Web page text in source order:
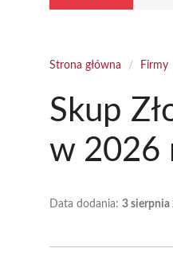
Strona główna / Firmy
Skup
w 2026
Data dodania: 3 sierpnia